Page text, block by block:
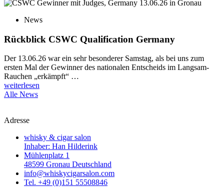
News
Rückblick CSWC Qualification Germany
Der 13.06.26 war ein sehr besonderer Samstag, als bei uns zum
ersten Mal der Gewinner des nationalen Entscheids im Langsam-
Rauchen „erkämpft“ …
weiterlesen
Alle News
Adresse
whisky & cigar salon
Inhaber: Han Hilderink
Mühlenplatz 1
48599 Gronau Deutschland
info@whiskycigarsalon.com
Tel. +49 (0)151 55508846